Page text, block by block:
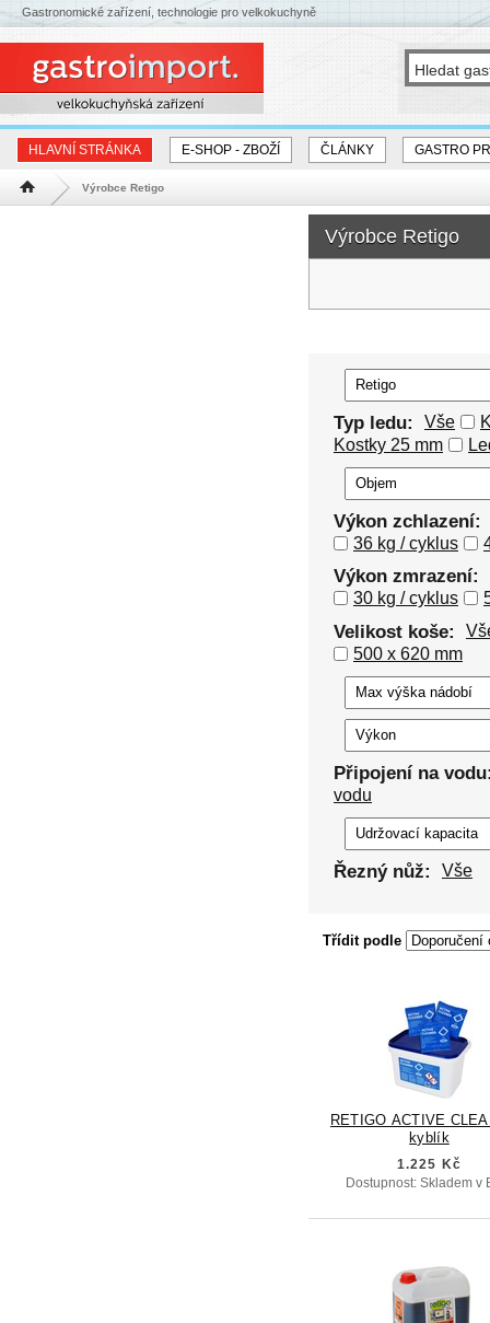
HLAVNÍ STRÁNKA E-SHOP - ZBOŽÍ ČLÁNKY GASTRO
Hlavní stránka Výrobce Retigo
Výrobce Retigo
Typ ledu: Vše
Kostky 25 mm
Výkon zchlazení:
36 kg / cyklus
Výkon zmrazení:
30 kg / cyklus
Velikost koše:
500 x 620 mm
Připojení na
vodu
Řezný nůž: Vše
Třídit podle
RETIGO ACTIVE
kyblík
1.225 Kč
Dostupnost: Skladem v
Gastronomické zařízení, technologie pro velkokuchyně